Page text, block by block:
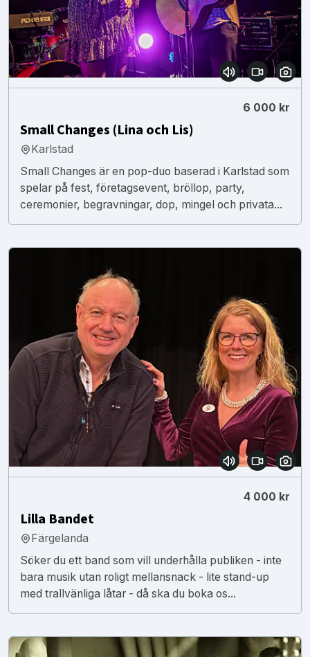
6 000 kr
Small Changes (Lina och Lis)
Karlstad
Small Changes är en pop-duo baserad i Karlstad som
spelar på fest, företagsevent, bröllop, party,
ceremonier, begravningar, dop, mingel och privata...
4 000 kr
Lilla Bandet
Färgelanda
Söker du ett band som vill underhålla publiken - inte
bara musik utan roligt mellansnack - lite stand-up
med trallvänliga låtar - då ska du boka os...